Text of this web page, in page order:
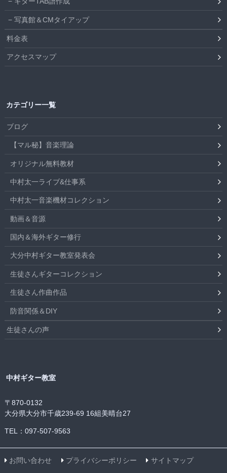
写真館＆CMタイアップ
料金表
アクセスマップ
カテゴリー一覧
ブログ
【マル秘】音楽理論
オリジナル無料教材
中村太一ライブ&仕事系
中村太一音楽機材コレクション
動画＆音源
国内＆海外ギター修行
大分中村ギター教室発表会
生徒さんギターコレクション
生徒さん作曲作品
防音関係＆DIY
生徒さんの声
中村ギター教室
〒870-0132
大分県大分市千歳239-69 16組美晴台27
TEL：097-507-9563
お問い合わせ プライバシーポリシー サイトマップ